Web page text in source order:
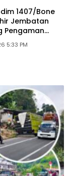
1407/Bone
Jembatan
Pengaman
5:33 PM